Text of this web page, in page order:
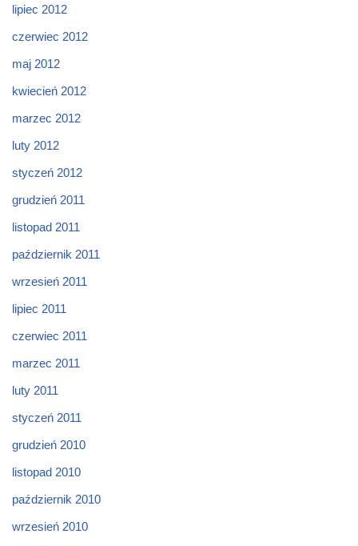
lipiec 2012
czerwiec 2012
maj 2012
kwiecień 2012
marzec 2012
luty 2012
styczeń 2012
grudzień 2011
listopad 2011
październik 2011
wrzesień 2011
lipiec 2011
czerwiec 2011
marzec 2011
luty 2011
styczeń 2011
grudzień 2010
listopad 2010
październik 2010
wrzesień 2010